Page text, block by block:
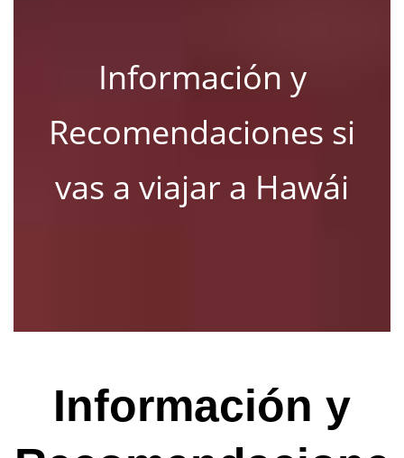
Información y
Recomendaciones si
vas a viajar a Hawái
Información y